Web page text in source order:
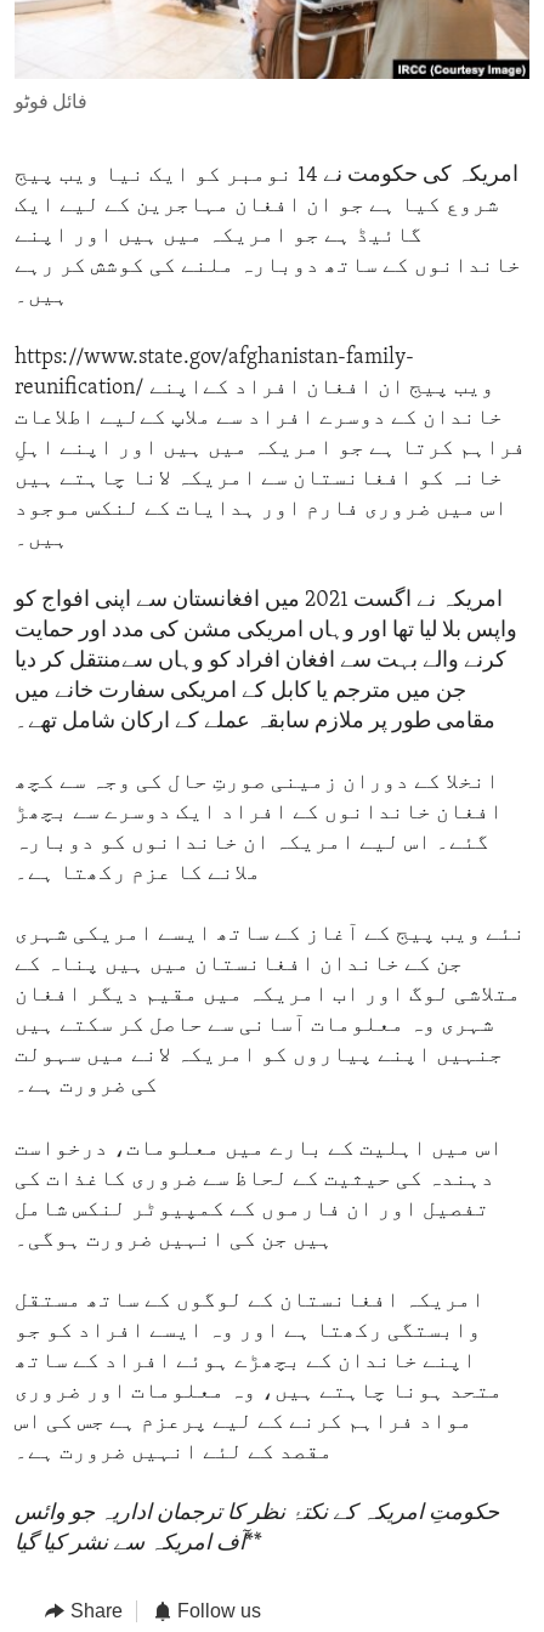
ENVIRONMENT AND HEALTH
IDEALS AND INSTITUTIONS
فائل فوٹو
امریکہ کی حکومت نے 14 نومبر کو ایک نیا ویب پیج
شروع کیا ہے جو ان افغان مہاجرین کے لیے ایک
گائیڈ ہے جو امریکہ میں ہیں اور اپنے
خاندانوں کے ساتھ دوبارہ ملنے کی کوشش کر رہے
ہیں۔
https://www.state.gov/afghanistan-family-
reunification/ ویب پیج ان افغان افراد کےاپنے
خاندان کے دوسرے افراد سے ملاپ کےلیے اطلاعات
فراہم کرتا ہے جو امریکہ میں ہیں اور اپنے اہلِ
خانہ کو افغانستان سے امریکہ لانا چاہتے ہیں
اس میں ضروری فارم اور ہدایات کے لنکس موجود
ہیں۔
امریکہ نے اگست 2021 میں افغانستان سے اپنی افواج کو
واپس بلا لیا تھا اور وہاں امریکی مشن کی مدد اور حمایت
کرنے والے بہت سے افغان افراد کو وہاں سےمنتقل کر دیا
جن میں مترجم یا کابل کے امریکی سفارت خانے میں
مقامی طور پر ملازم سابقہ عملے کے ارکان شامل تھے۔
انخلا کے دوران زمینی صورتِ حال کی وجہ سے کچھ
افغان خاندانوں کے افراد ایک دوسرے سے بچھڑ
گئے۔ اس لیے امریکہ ان خاندانوں کو دوبارہ
ملانے کا عزم رکھتا ہے۔
نئے ویب پیج کے آغاز کے ساتھ ایسے امریکی شہری
جن کے خاندان افغانستان میں ہیں پناہ کے
متلاشی لوگ اور اب امریکہ میں مقیم دیگر افغان
شہری وہ معلومات آسانی سے حاصل کر سکتے ہیں
جنہیں اپنے پیاروں کو امریکہ لانے میں سہولت
کی ضرورت ہے۔
اس میں اہلیت کے بارے میں معلومات، درخواست
دہندہ کی حیثیت کے لحاظ سے ضروری کاغذات کی
تفصیل اور ان فارموں کے کمپیوٹر لنکس شامل
ہیں جن کی انہیں ضرورت ہوگی۔
امریکہ افغانستان کے لوگوں کے ساتھ مستقل
وابستگی رکھتا ہے اور وہ ایسے افراد کو جو
اپنے خاندان کے بچھڑے ہوئے افراد کے ساتھ
متحد ہونا چاہتے ہیں، وہ معلومات اور ضروری
مواد فراہم کرنے کے لیے پرعزم ہے جس کی اس
مقصد کے لئے انہیں ضرورت ہے۔
حکومتِ امریکہ کے نکتۂ نظر کا ترجمان اداریہ جو وائس
آف امریکہ سے نشر کیا گیا**
Share Follow us